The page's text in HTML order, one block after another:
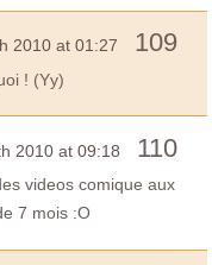
2010 at 01:27 109
! (Yy)
2010 at 09:18 110
videos comique aux
7 mois :O